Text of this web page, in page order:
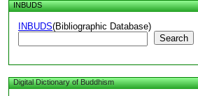
INBUDS
INBUDS(Bibliographic Database)
Search
Digital Dictionary of Buddhism